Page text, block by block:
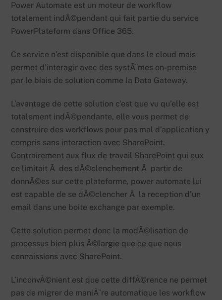
Power Automate est un moteur de workflow
totalement indÃ©pendant qui fait partie du service
PowerPlateform dans Office 365.
Ce service n’est disponible que dans le cloud mais
permet d’interagir avec des systÃ¨mes on-premise
par le biais de solution comme la Data Gateway.
L’avantage de cette solution c’est que vu qu’elle est
totalement indÃ©pendante, elle vous permet de
construire des workflows pour pas mal d’application y
compris sans interaction avec SharePoint.
Contrairement aux flux de travail SharePoint qui eux
ce limitait Ã des dÃ©clenchement Ã partir de
donnÃ©es sur cette plateforme, power automate lui
est capable de se dÃ©clencher Ã la reception d’un
email dans une boite exchange par exemple.
Cette solution permet donc la modÃ©lisation de
processus bien plus Ã©largie que ce que nous
connaissions avec SharePoint.
L’inconvÃ©nient est que cette diffÃ©rence ne permet
pas de migrer de maniÃ¨re automatique les workflow